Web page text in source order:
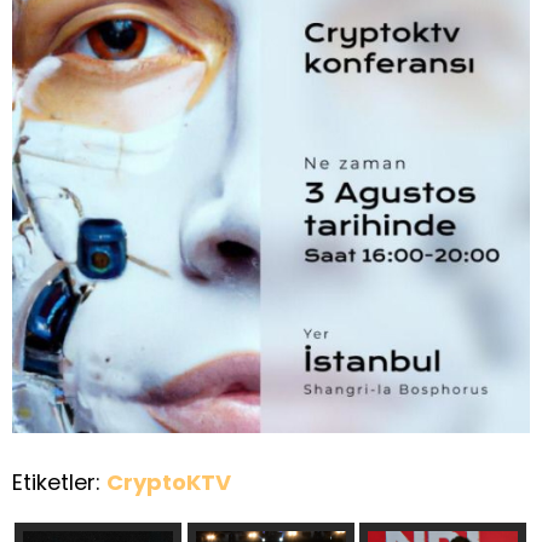
Etiketler: CryptoKTV